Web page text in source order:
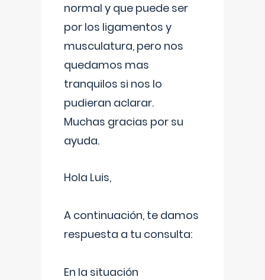
normal y que puede ser
por los ligamentos y
musculatura, pero nos
quedamos mas
tranquilos si nos lo
pudieran aclarar.
Muchas gracias por su
ayuda.
Hola Luis,
A continuación, te damos
respuesta a tu consulta:
En la situación